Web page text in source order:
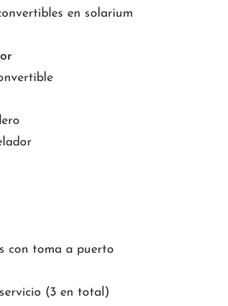
en solarium
con toma a puerto
(3 en total)